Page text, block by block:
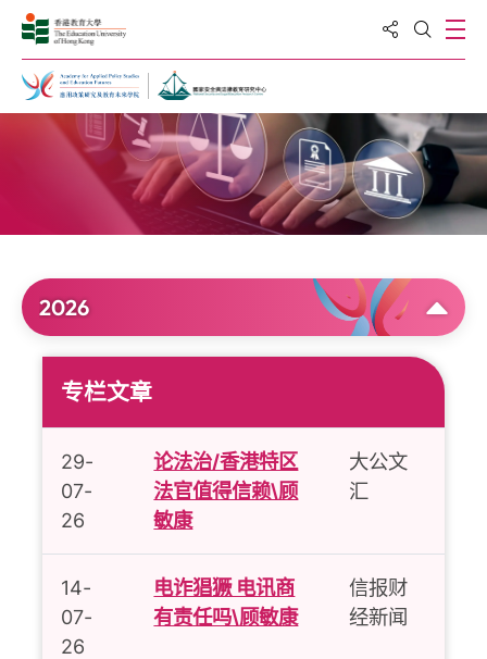
分享到
打开搜
打
2026
专栏文章
29-
07-
26
论法治/香港特区
法官值得信赖\顾
敏康
大公文
汇
14-
07-
26
电诈猖獗 电讯商
有责任吗\顾敏康
信报财
经新闻